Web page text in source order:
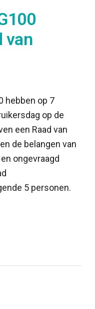
van
hebben op 7
op de
een Raad van
de belangen van
ongevraagd
5 personen.